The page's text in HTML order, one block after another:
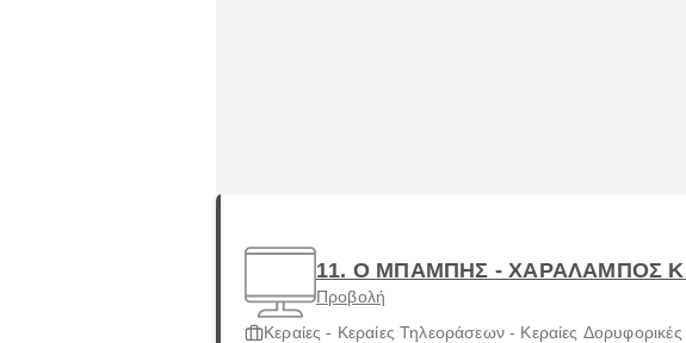
11. Ο ΜΠΑΜΠΗΣ - ΧΑΡΑΛΑΜΠΟΣ
Προβολή
Κεραίες - Κεραίες Τηλεοράσεων - Κεραίες Δορυφορικές